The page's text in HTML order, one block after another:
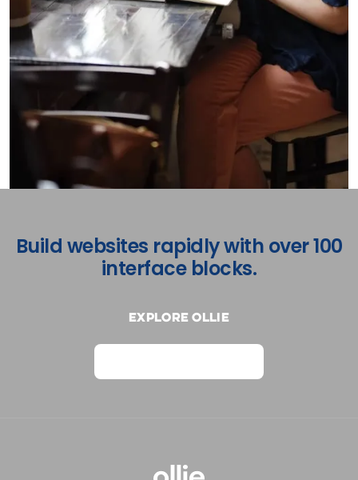
Build websites rapidly with over 100
interface blocks.
Explore Ollie